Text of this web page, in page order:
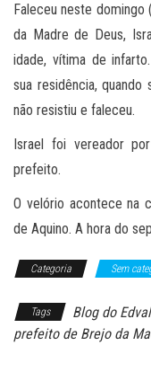
Faleceu neste
da Madre de Deus,
idade, vítima de
sua residência,
não resistiu e faleceu.
Israel foi vereador
prefeito.
O velório acontece na
de Aquino. A hora do
Categoria Sem
Tags Blog do
prefeito de Brejo da